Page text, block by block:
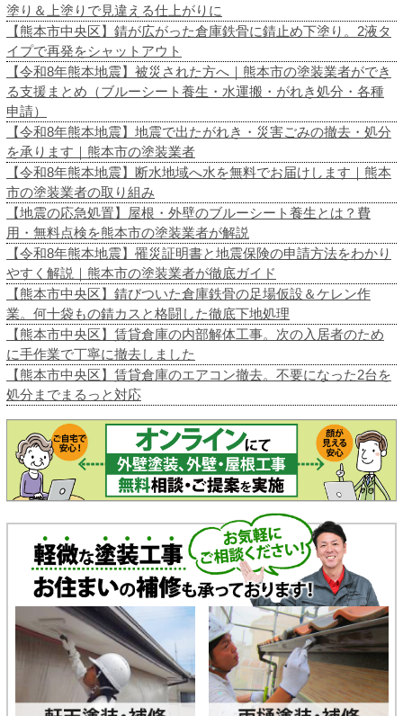
塗り＆上塗りで見違える仕上がりに
【熊本市中央区】錆が広がった倉庫鉄骨に錆止め下塗り。2液タ
イプで再発をシャットアウト
【令和8年熊本地震】被災された方へ｜熊本市の塗装業者ができ
る支援まとめ（ブルーシート養生・水運搬・がれき処分・各種
申請）
【令和8年熊本地震】地震で出たがれき・災害ごみの撤去・処分
を承ります｜熊本市の塗装業者
【令和8年熊本地震】断水地域へ水を無料でお届けします｜熊本
市の塗装業者の取り組み
【地震の応急処置】屋根・外壁のブルーシート養生とは？費
用・無料点検を熊本市の塗装業者が解説
【令和8年熊本地震】罹災証明書と地震保険の申請方法をわかり
やすく解説｜熊本市の塗装業者が徹底ガイド
【熊本市中央区】錆びついた倉庫鉄骨の足場仮設＆ケレン作
業。何十袋もの錆カスと格闘した徹底下地処理
【熊本市中央区】賃貸倉庫の内部解体工事。次の入居者のため
に手作業で丁寧に撤去しました
【熊本市中央区】賃貸倉庫のエアコン撤去。不要になった2台を
処分までまるっと対応